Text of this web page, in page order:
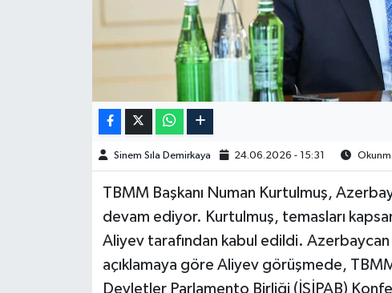
Sinem Sıla Demirkaya 24.06.2026 - 15:31
TBMM Başkanı Numan Kurtulmuş,
devam ediyor. Kurtulmuş, temasları
Aliyev tarafından kabul edildi. Azerbaycan
açıklamaya göre Aliyev görüşmede,
Devletler Parlamento Birliği (İSİPAB)
Kültür Sanat